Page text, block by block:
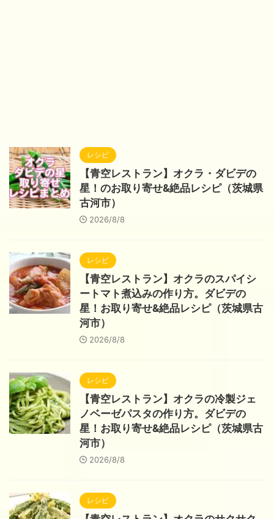
レシピ
【青空レストラン】オクラ・ダビデの
星！のお取り寄せ&絶品レシピ（茨城県
古河市）
2026/8/8
レシピ
【青空レストラン】オクラのスパイシ
ートマト煮込みの作り方。ダビデの
星！お取り寄せ&絶品レシピ（茨城県古
河市）
2026/8/8
レシピ
【青空レストラン】オクラの冷製ジェ
ノベーゼパスタの作り方。ダビデの
星！お取り寄せ&絶品レシピ（茨城県古
河市）
2026/8/8
レシピ